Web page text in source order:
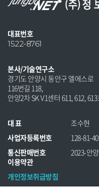
대표번호
1522-8761
본사/기술연구소
경기도 안양시 동안구 엘에스로
116번길 118,
안양2차 SK V1센터 611, 612,
대 표
조수현
사업자등록번호
128-81-
통신판매번호
2023-안
이용약관
개인정보취급방침